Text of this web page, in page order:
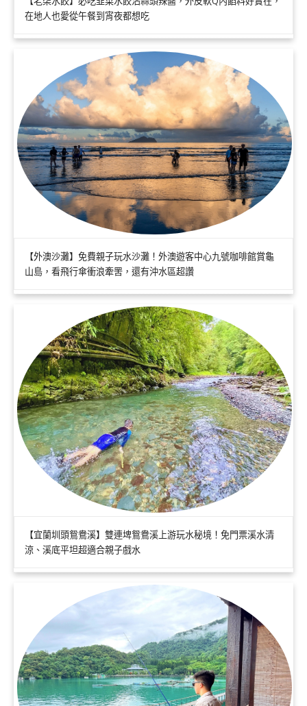
在地人也愛從午餐到宵夜都想吃
【外澳沙灘】免費親子玩水沙灘！外澳遊客中心九號咖啡館賞龜
山島，看飛行傘衝浪牽罟，還有沖水區超讚
【宜蘭圳頭鴛鴦溪】雙連埤鴛鴦溪上游玩水秘境！免門票溪水清
涼、溪底平坦超適合親子戲水